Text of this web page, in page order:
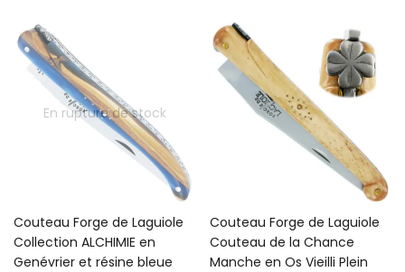
En rupture de stock
Couteau Forge de Laguiole
Collection ALCHIMIE en
Genévrier et résine bleue
Couteau Forge de Laguiole
Couteau de la Chance
Manche en Os Vieilli Plein